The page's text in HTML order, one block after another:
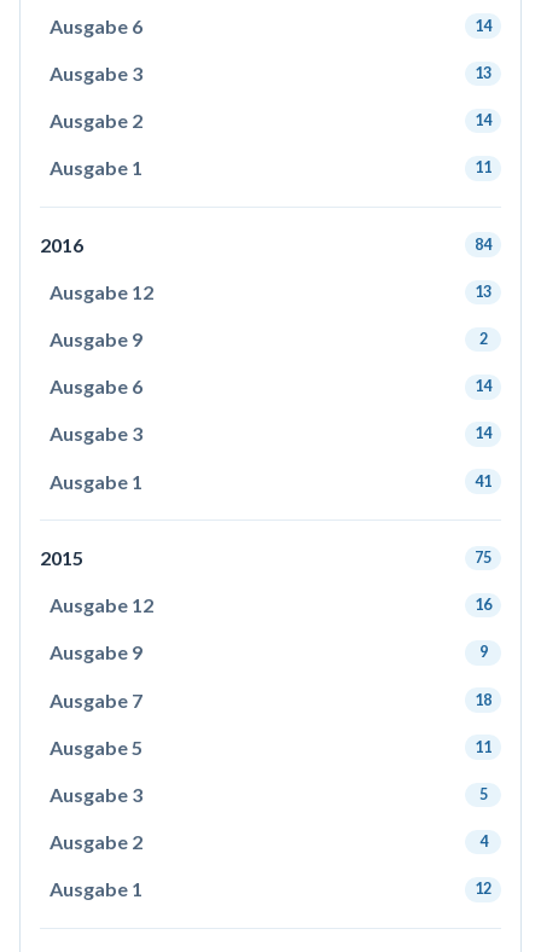
Ausgabe 6 14
Ausgabe 3 13
Ausgabe 2 14
Ausgabe 1 11
2016 84
Ausgabe 12 13
Ausgabe 9 2
Ausgabe 6 14
Ausgabe 3 14
Ausgabe 1 41
2015 75
Ausgabe 12 16
Ausgabe 9 9
Ausgabe 7 18
Ausgabe 5 11
Ausgabe 3 5
Ausgabe 2 4
Ausgabe 1 12